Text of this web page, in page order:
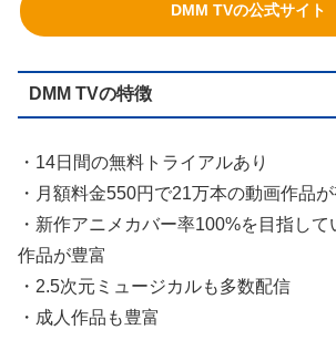
DMM TVの公式サイト
DMM TVの特徴
・14日間の無料トライアルあり
・月額料金550円で21万本の動画作品
・新作アニメカバー率100%を目指して
作品が豊富
・2.5次元ミュージカルも多数配信
・成人作品も豊富